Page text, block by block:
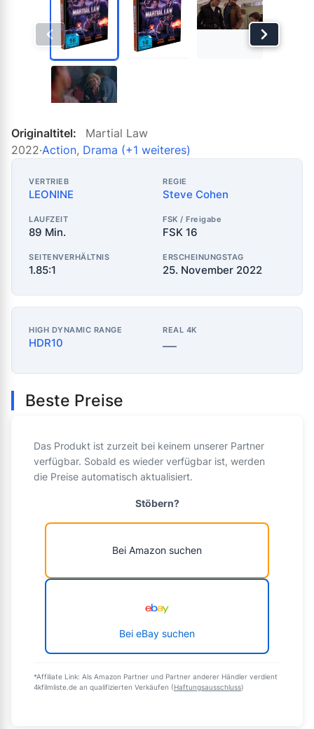
Originaltitel:
Martial Law
2022·Action, Drama (+1 weiteres)
VERTRIEB
LEONINE
REGIE
Steve Cohen
LAUFZEIT
89 Min.
FSK / Freigabe
FSK 16
SEITENVERHÄLTNIS
1.85:1
ERSCHEINUNGSTAG
25. November 2022
HIGH DYNAMIC RANGE
HDR10
REAL 4K
—
Beste Preise
Das Produkt ist zurzeit bei keinem unserer Partner
verfügbar. Sobald es wieder verfügbar ist, werden
die Preise automatisch aktualisiert.
Stöbern?
Bei Amazon suchen
Bei eBay suchen
*Affiliate Link: Als Amazon Partner und Partner anderer Händler verdient
4kfilmliste.de an qualifizierten Verkäufen (Haftungsausschluss)